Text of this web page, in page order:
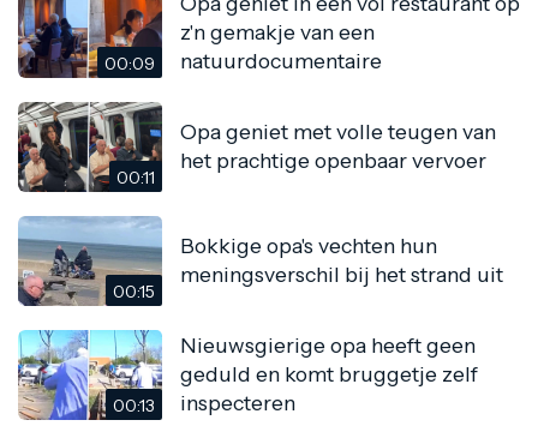
00:09
z'n gemakje van een
natuurdocumentaire
00:11
Opa geniet met volle teugen van
het prachtige openbaar vervoer
00:15
Bokkige opa's vechten hun
meningsverschil bij het strand uit
00:13
Nieuwsgierige opa heeft geen
geduld en komt bruggetje zelf
inspecteren